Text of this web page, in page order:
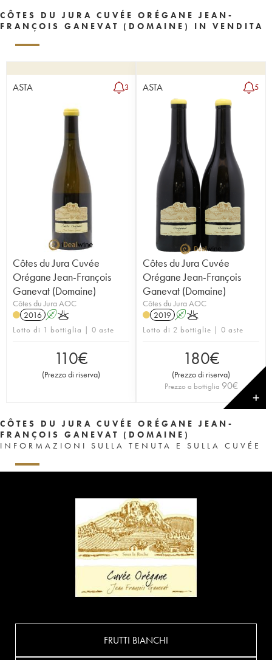
CÔTES DU JURA CUVÉE ORÉGANE JEAN-
FRANÇOIS GANEVAT (DOMAINE) IN VENDITA
ASTA 3
Côtes du Jura Cuvée
Orégane Jean-François
Ganevat (Domaine)
Côtes du Jura AOC
2016 AK
Lotto di 1 bottiglia | 0 aste
110€
(Prezzo di riserva)
ASTA 5
Côtes du Jura Cuvée
Orégane Jean-François
Ganevat (Domaine)
Côtes du Jura AOC
2019 AK
Lotto di 2 bottiglie | 0 aste
180€
(Prezzo di riserva)
Prezzo a bottiglia 90€
✕
CÔTES DU JURA CUVÉE ORÉGANE JEAN-
FRANÇOIS GANEVAT (DOMAINE)
INFORMAZIONI SULLA TENUTA E SULLA CUVÉE
FRUTTI BIANCHI